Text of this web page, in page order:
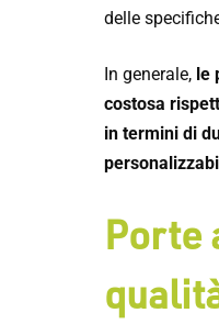
delle
In generale, le
costosa
in termini di
Porte